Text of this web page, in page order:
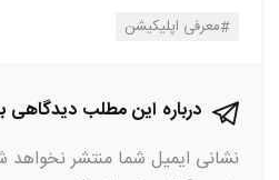
معرفی اپلیکیشن
درباره این مطلب دیدگاهی
نشانی ایمیل شما منتشر نخواهد